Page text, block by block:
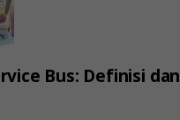
Bus: Definisi dan